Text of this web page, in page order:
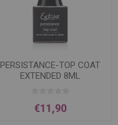
PERSISTANCE-TOP COAT
EXTENDED 8ML
€11,90